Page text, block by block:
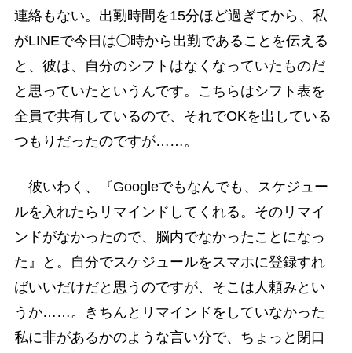
連絡もない。出勤時間を15分ほど過ぎてから、私
がLINEで今日は◯時から出勤であることを伝える
と、彼は、自分のシフトはなくなっていたものだ
と思っていたというんです。こちらはシフト表を
全員で共有しているので、それでOKを出している
つもりだったのですが……。
彼いわく、『Googleでもなんでも、スケジュー
ルを入れたらリマインドしてくれる。そのリマイ
ンドがなかったので、脳内でなかったことになっ
た』と。自分でスケジュールをスマホに登録すれ
ばいいだけだと思うのですが、そこは人頼みとい
うか……。きちんとリマインドをしていなかった
私に非があるかのような言い分で、ちょっと閉口